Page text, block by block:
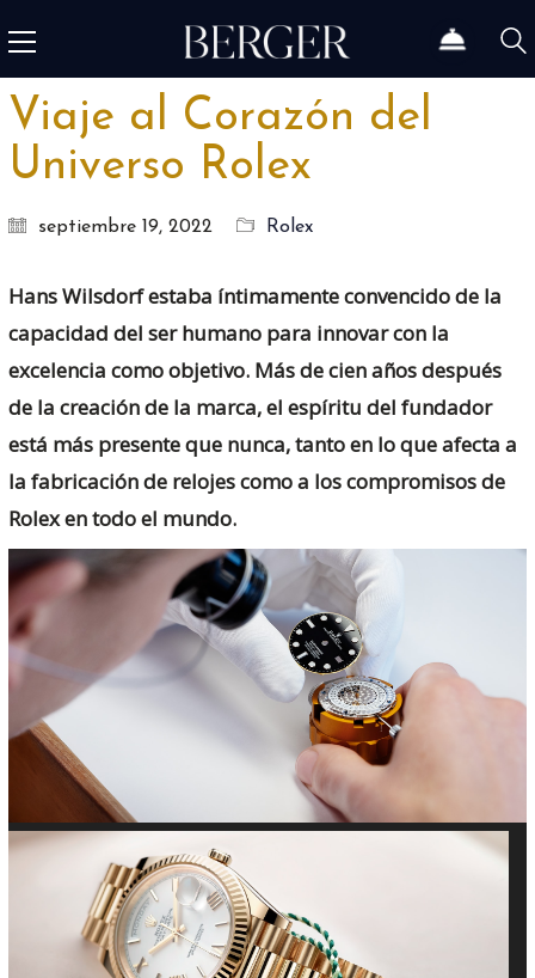
Viaje al Corazón del
Universo Rolex
septiembre 19, 2022 Rolex
Hans Wilsdorf estaba íntimamente convencido de la
capacidad del ser humano para innovar con la
excelencia como objetivo. Más de cien años después
de la creación de la marca, el espíritu del fundador
está más presente que nunca, tanto en lo que afecta a
la fabricación de relojes como a los compromisos de
Rolex en todo el mundo.